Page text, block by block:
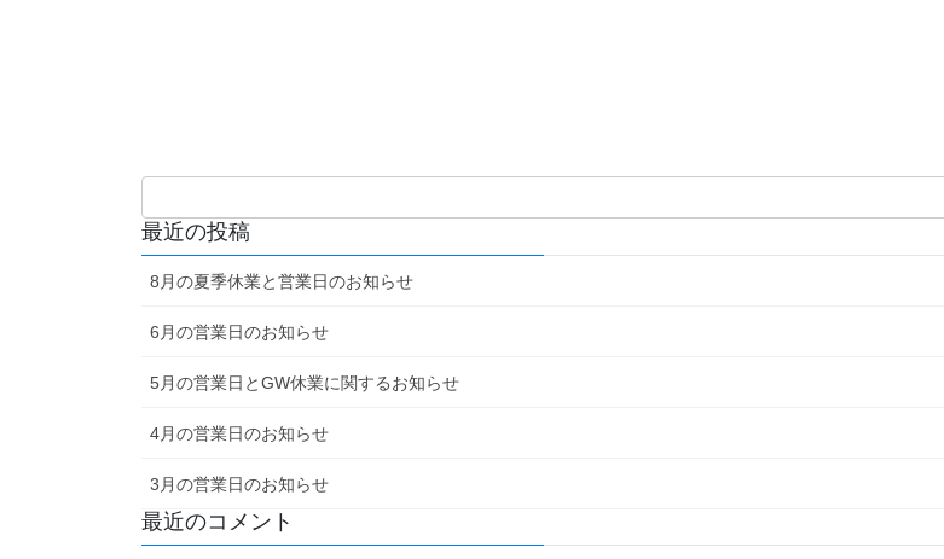
最近の投稿
8月の夏季休業と営業日のお知らせ
6月の営業日のお知らせ
5月の営業日とGW休業に関するお知らせ
4月の営業日のお知らせ
3月の営業日のお知らせ
最近のコメント